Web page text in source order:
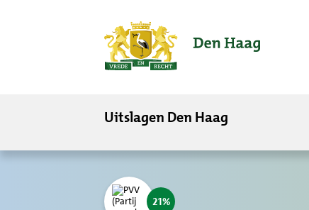
Uitslagen Den Haag
21